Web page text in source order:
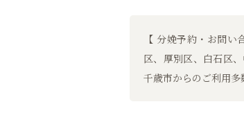
【 分娩予約・お問
区、厚別区、白石区
千歳市からのご利用多